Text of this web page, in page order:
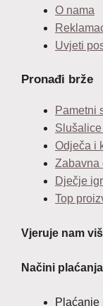
O nama
Uvjeti
Pronađi brže
Pametni
Odječa i
Zabavna
Dječje
Top
Vjeruje nam
Načini plaćanja
Plaćanje